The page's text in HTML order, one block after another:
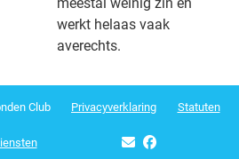
werkt helaas vaak
averechts.
Club Privacy­verkla­ring Sta­tu­ten